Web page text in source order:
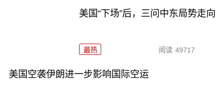
美国“下场”后，三问中东局势走向
最热 阅读 49717
美国空袭伊朗进一步影响国际空运